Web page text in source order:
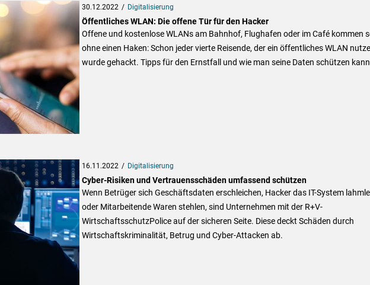
30.12.2022 Digitalisierung
Öffentliches WLAN: Die offene Tür für den Hacker
Offene und kostenlose WLANs am Bahnhof, Flughafen oder im Café kommen
ohne einen Haken: Schon jeder vierte Reisende, der ein öffentliches WLAN
wurde gehackt. Tipps für den Ernstfall und wie man seine Daten schützen
16.11.2022 Digitalisierung
Cyber-Risiken und Vertrauensschäden umfassend schützen
Wenn Betrüger sich Geschäftsdaten erschleichen, Hacker das IT-System
oder Mitarbeitende Waren stehlen, sind Unternehmen mit der R+V-
WirtschaftsschutzPolice auf der sicheren Seite. Diese deckt Schäden durch
Wirtschaftskriminalität, Betrug und Cyber-Attacken ab.